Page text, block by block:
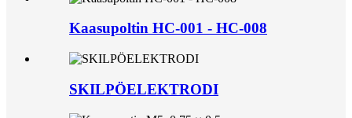
Kaasupoltin HC-001 - HC-008
SKILPÖELEKTRODI